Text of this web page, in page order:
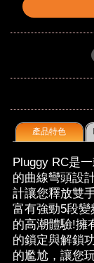
產品特色
Pluggy RC是
的曲線彎頭設
計讓您釋放雙
富有強勁5段變
的高潮體驗!擁
的鎖定與解鎖
的尷尬，讓您